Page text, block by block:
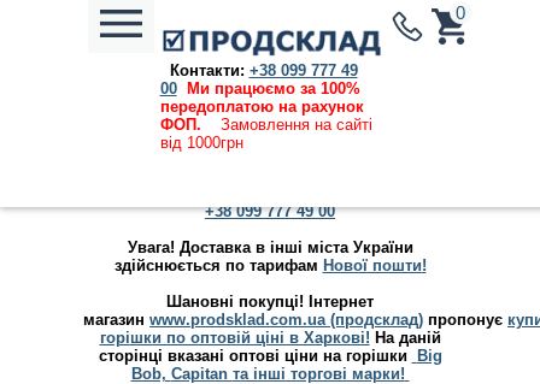
Контакти: +38 099 777 49
00
Ми працюємо за 100%
передоплатою на рахунок
ФОП. Замовлення на сайті
від 1000грн
0
Каталог продукции→Чіпси, снеки, горішки,
→ Горішки
Купити горішки оптом в Харкові! Ціни, які Вас
здивують! Замовлення від 5 штук одного виду!
+38 099 777 49 00
Увага! Доставка в інші міста України
здійснюється по тарифам Нової пошти!
Шановні покупці! Інтернет
магазин www.prodsklad.com.ua (продсклад) пропонує
горішки по оптовій ціні в Харкові! На даній
сторінці вказані оптові ціни на горішки
Big
Bob, Capitan та інші торгові марки!